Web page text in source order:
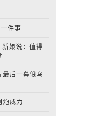
件事
新娘说：值得
最后一幕俄乌
炮威力